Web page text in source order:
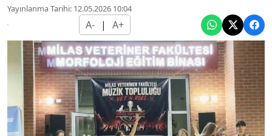
Yayınlanma Tarihi: 12.05.2026 10:04
A- | A+